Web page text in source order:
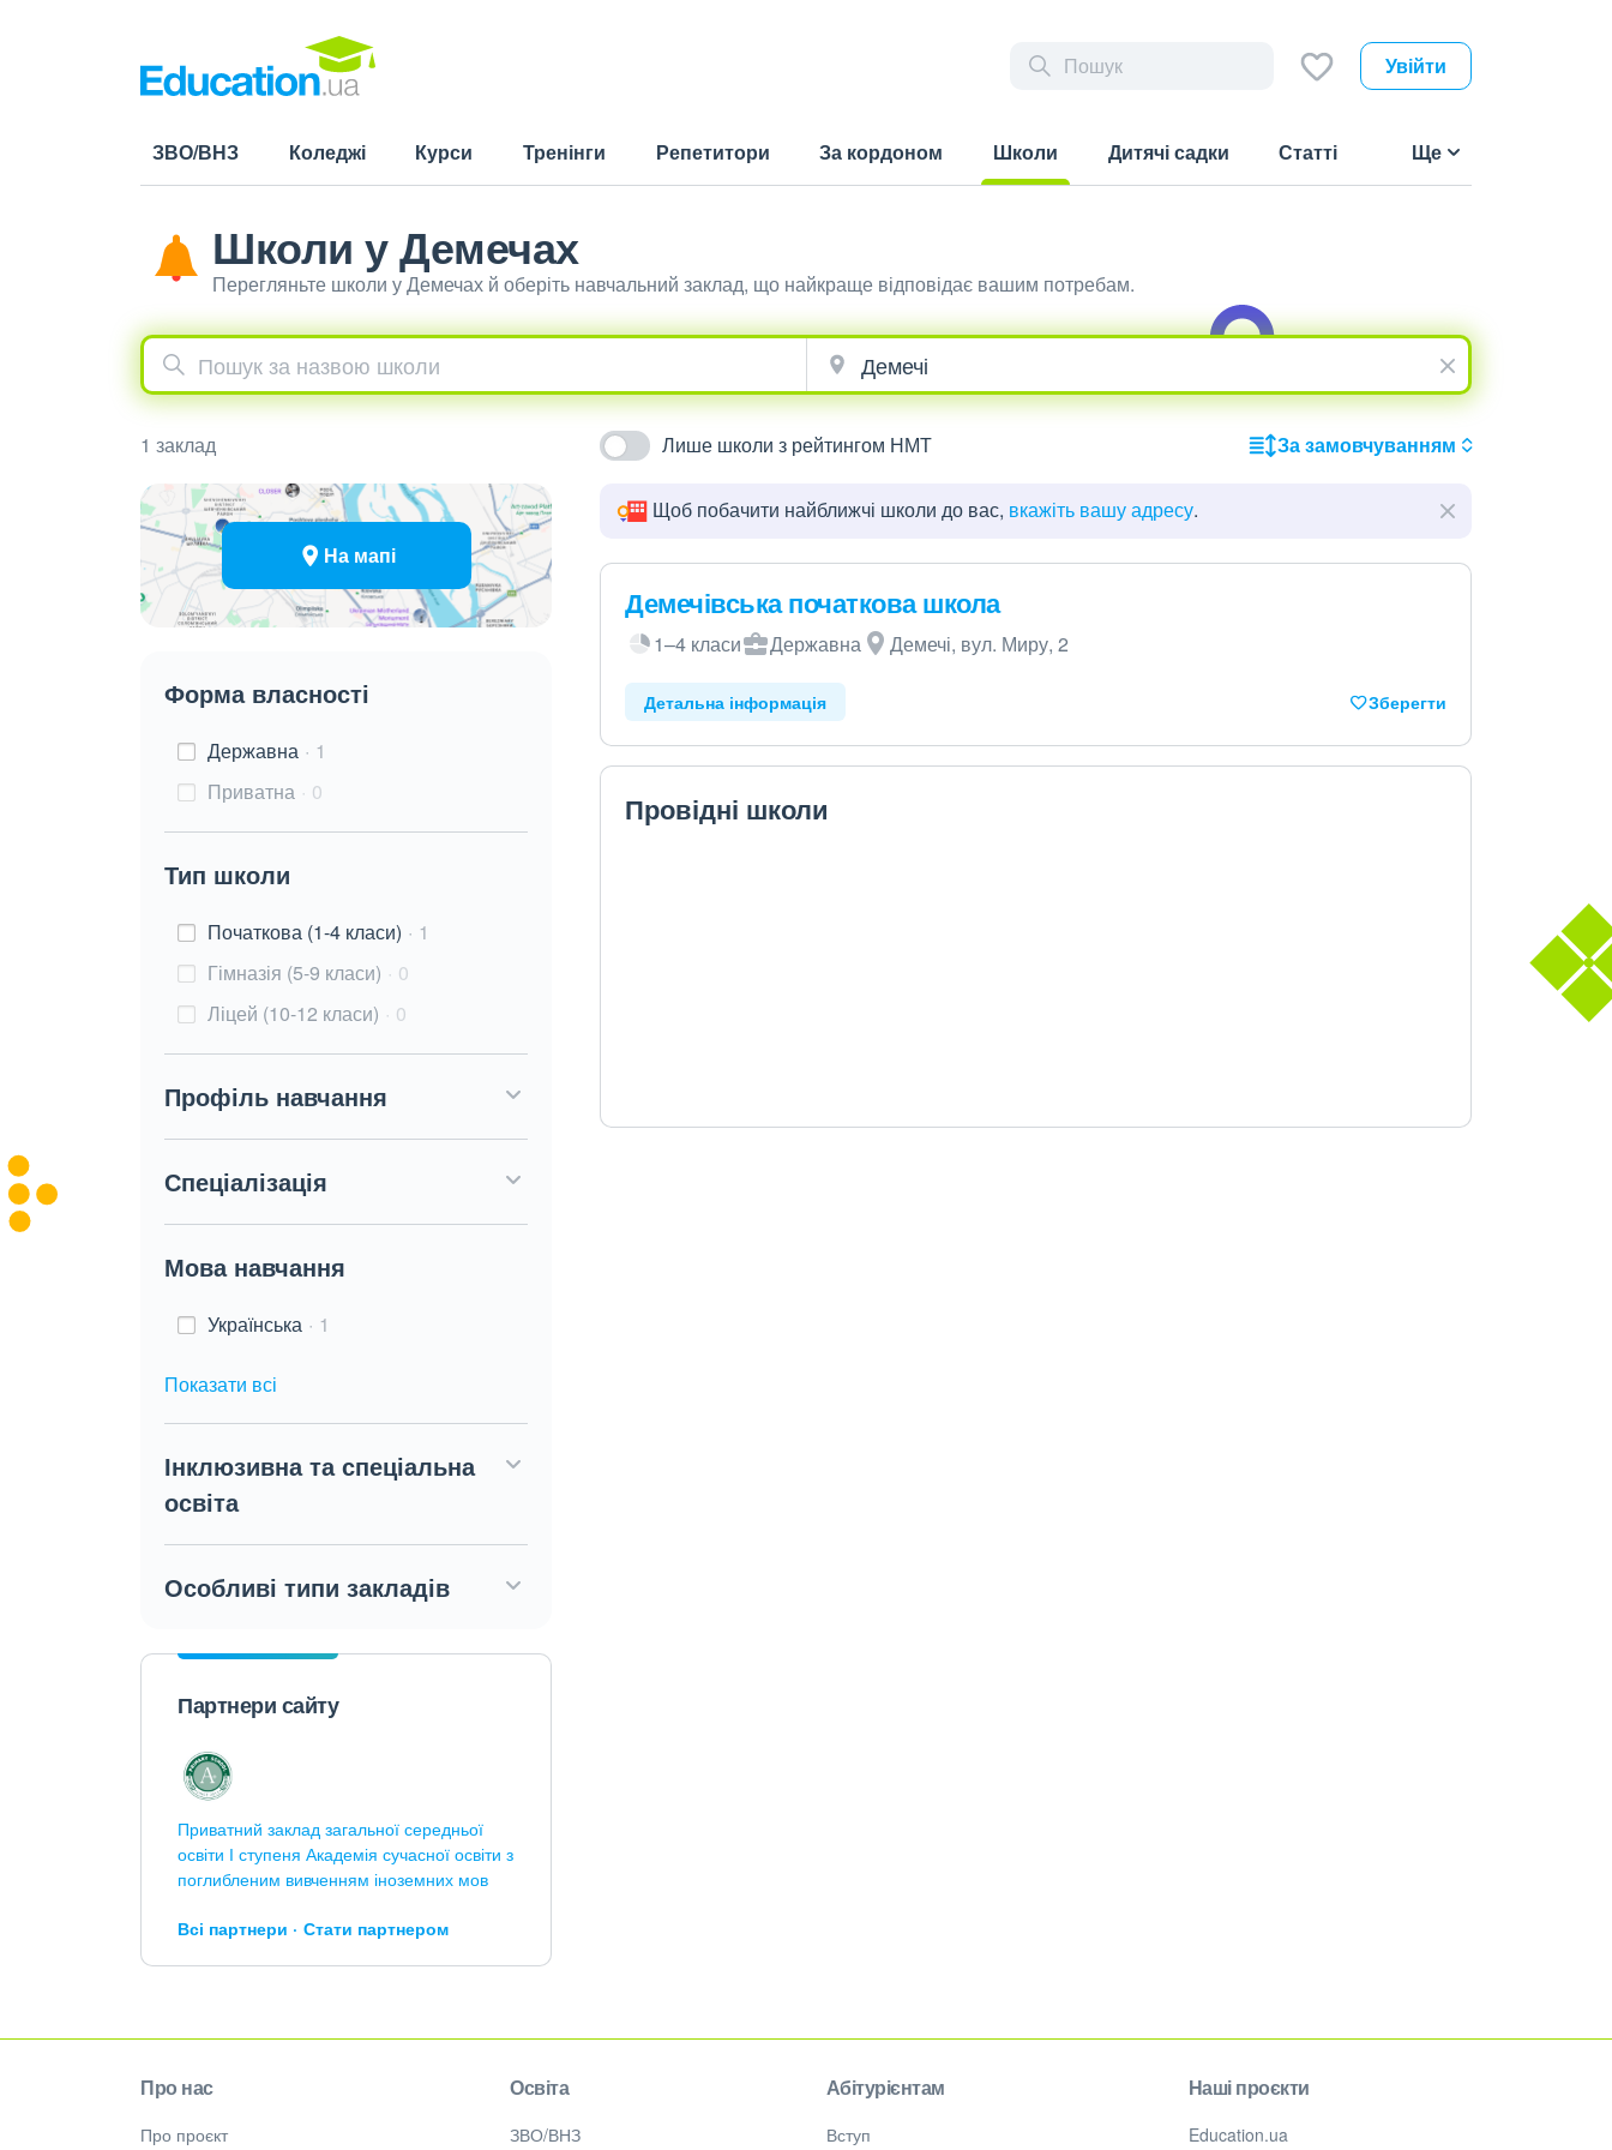
Увійти
ЗВО/ВНЗ Коледжі Курси Тренінги Репетитори За кордоном
Школи
Дитячі садки Статті Ще
Школи у Демечах
Перегляньте школи у Демечах й оберіть навчальний заклад, що найкраще відповідає вашим потребам.
1 заклад Лише школи з рейтингом НМТ За замовчуванням
На мапі
Форма власності
Державна
1
Приватна
0
Тип школи
Початкова (1-4 класи)
1
Гімназія (5-9 класи)
0
Ліцей (10-12 класи)
0
Профіль навчання
Спеціалізація
Мова навчання
Українська 1
Показати всі
Інклюзивна та спеціальна
освіта
Особливі типи закладів
Партнери сайту
Приватний заклад загальної середньої
освіти І ступеня Академія сучасної освіти з
поглибленим вивченням іноземних мов
Всі партнери Стати партнером
Щоб побачити найближчі школи до вас, вкажіть вашу адресу.
Демечівська початкова школа
1–4 класи Державна Демечі, вул. Миру, 2
Детальна інформація Зберегти
Провідні школи
Про нас
Про проєкт
Освіта
ЗВО/ВНЗ
Абітурієнтам
Вступ
Наші проєкти
Education.ua